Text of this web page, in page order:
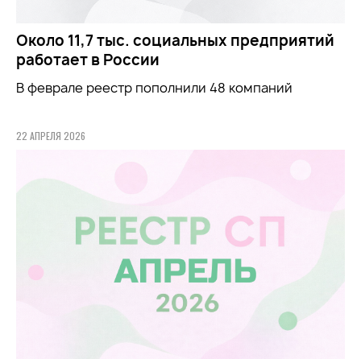
Около 11,7 тыс. социальных предприятий
работает в России
В феврале реестр пополнили 48 компаний
22 АПРЕЛЯ 2026